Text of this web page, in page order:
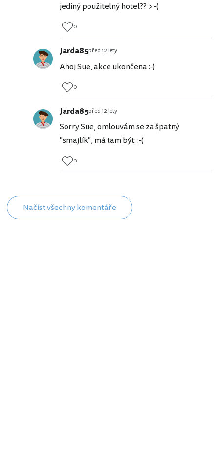
jediný použitelný hotel?? >:-(
0
Jarda85před 12 lety
Ahoj Sue, akce ukončena :-)
0
Jarda85před 12 lety
Sorry Sue, omlouvám se za špatný
"smajlík", má tam být: :-(
0
Načíst všechny komentáře